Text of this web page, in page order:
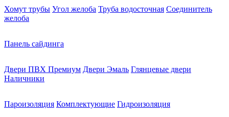
Хомут трубы Угол желоба Труба водосточная Соединитель
желоба
Панель сайдинга
Двери ПВХ Премиум Двери Эмаль Глянцевые двери
Наличники
Пароизоляция Комплектующие Гидроизоляция